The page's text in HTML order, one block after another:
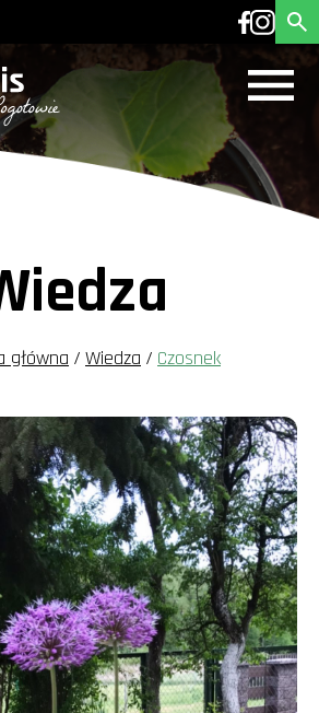
główna / Wiedza / Czosnek